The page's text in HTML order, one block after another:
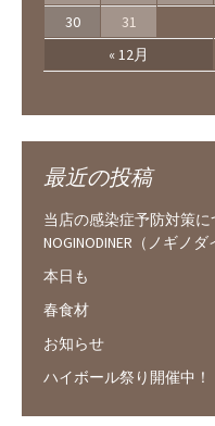
« 12月
30
31
最近の投稿
当店の感染症予防対策
NOGINODINER（ノギノ
本日も
春食材
お知らせ
ハイボール祭り開催中！